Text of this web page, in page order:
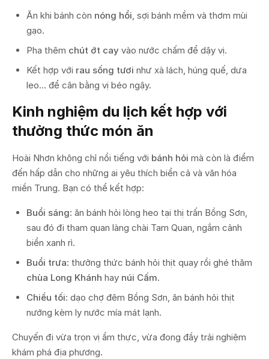
Ăn khi bánh còn nóng hổi, sợi bánh mềm và thơm mùi
gạo.
Pha thêm chút ớt cay vào nước chấm để dậy vị.
Kết hợp với rau sống tươi như xà lách, húng quế, dưa
leo… để cân bằng vị béo ngậy.
Kinh nghiệm du lịch kết hợp với
thưởng thức món ăn
Hoài Nhơn không chỉ nổi tiếng với bánh hỏi mà còn là điểm
đến hấp dẫn cho những ai yêu thích biển cả và văn hóa
miền Trung. Bạn có thể kết hợp:
Buổi sáng: ăn bánh hỏi lòng heo tại thị trấn Bồng Sơn,
sau đó đi tham quan làng chài Tam Quan, ngắm cảnh
biển xanh rì.
Buổi trưa: thưởng thức bánh hỏi thịt quay rồi ghé thăm
chùa Long Khánh hay núi Cấm.
Chiều tối: dạo chợ đêm Bồng Sơn, ăn bánh hỏi thịt
nướng kèm ly nước mía mát lạnh.
Chuyến đi vừa trọn vị ẩm thực, vừa đong đầy trải nghiệm
khám phá địa phương.